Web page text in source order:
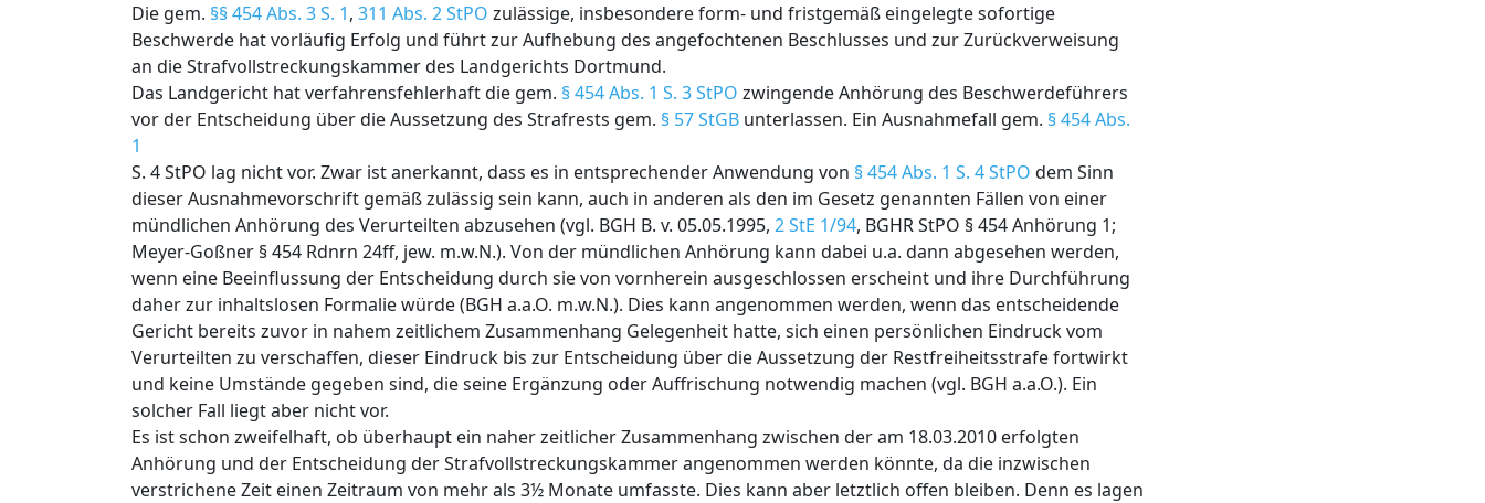
Die gem. §§ 454 Abs. 3 S. 1, 311 Abs. 2 StPO zulässige, insbesondere form- und fristgemäß eingelegte sofortige
Beschwerde hat vorläufig Erfolg und führt zur Aufhebung des angefochtenen Beschlusses und zur Zurückverweisung
an die Strafvollstreckungskammer des Landgerichts Dortmund.
Das Landgericht hat verfahrensfehlerhaft die gem. § 454 Abs. 1 S. 3 StPO zwingende Anhörung des Beschwerdeführers
vor der Entscheidung über die Aussetzung des Strafrests gem. § 57 StGB unterlassen. Ein Ausnahmefall gem. § 454 Abs.
1
S. 4 StPO lag nicht vor. Zwar ist anerkannt, dass es in entsprechender Anwendung von § 454 Abs. 1 S. 4 StPO dem Sinn
dieser Ausnahmevorschrift gemäß zulässig sein kann, auch in anderen als den im Gesetz genannten Fällen von einer
mündlichen Anhörung des Verurteilten abzusehen (vgl. BGH B. v. 05.05.1995, 2 StE 1/94, BGHR StPO § 454 Anhörung 1;
Meyer-Goßner § 454 Rdnrn 24ff, jew. m.w.N.). Von der mündlichen Anhörung kann dabei u.a. dann abgesehen werden,
wenn eine Beeinflussung der Entscheidung durch sie von vornherein ausgeschlossen erscheint und ihre Durchführung
daher zur inhaltslosen Formalie würde (BGH a.a.O. m.w.N.). Dies kann angenommen werden, wenn das entscheidende
Gericht bereits zuvor in nahem zeitlichem Zusammenhang Gelegenheit hatte, sich einen persönlichen Eindruck vom
Verurteilten zu verschaffen, dieser Eindruck bis zur Entscheidung über die Aussetzung der Restfreiheitsstrafe fortwirkt
und keine Umstände gegeben sind, die seine Ergänzung oder Auffrischung notwendig machen (vgl. BGH a.a.O.). Ein
solcher Fall liegt aber nicht vor.
Es ist schon zweifelhaft, ob überhaupt ein naher zeitlicher Zusammenhang zwischen der am 18.03.2010 erfolgten
Anhörung und der Entscheidung der Strafvollstreckungskammer angenommen werden könnte, da die inzwischen
verstrichene Zeit einen Zeitraum von mehr als 3½ Monate umfasste. Dies kann aber letztlich offen bleiben. Denn es lagen